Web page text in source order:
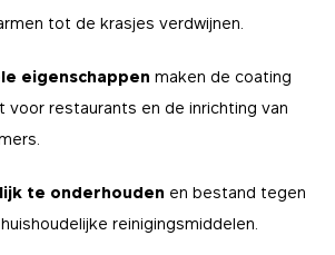
tot de krasjes verdwijnen.
eigenschappen maken de coating
voor restaurants en de inrichting van
te onderhouden en bestand tegen
reinigingsmiddelen.